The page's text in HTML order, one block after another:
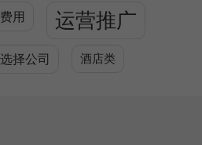
费用 运营推广
选择公司 酒店类